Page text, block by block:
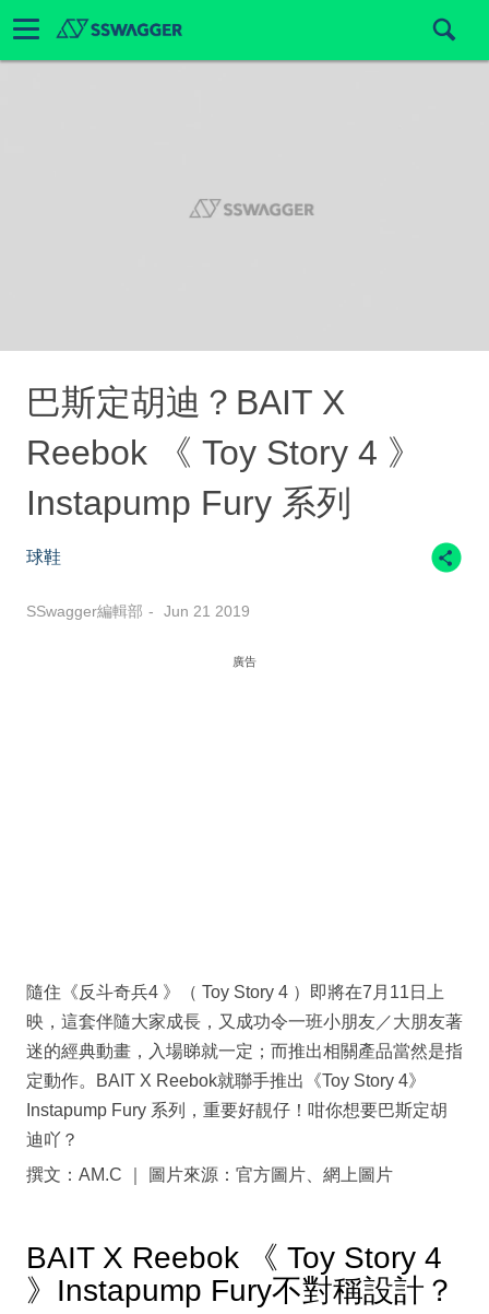
巴斯定胡迪？BAIT X
Reebok 《 Toy Story 4 》
Instapump Fury 系列
球鞋
SSwagger編輯部 Jun 21 2019
廣告
隨住《反斗奇兵4 》（ Toy Story 4 ）即將在7月11日上
映，這套伴隨大家成長，又成功令一班小朋友／大朋友著
迷的經典動畫，入場睇就一定；而推出相關產品當然是指
定動作。BAIT X Reebok就聯手推出《Toy Story 4》
Instapump Fury 系列，重要好靚仔！咁你想要巴斯定胡
迪吖？
撰文：AM.C ｜ 圖片來源：官方圖片、網上圖片
BAIT X Reebok 《 Toy Story 4
》Instapump Fury不對稱設計？